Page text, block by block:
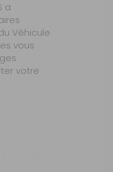
a
Véhicule
vous
votre